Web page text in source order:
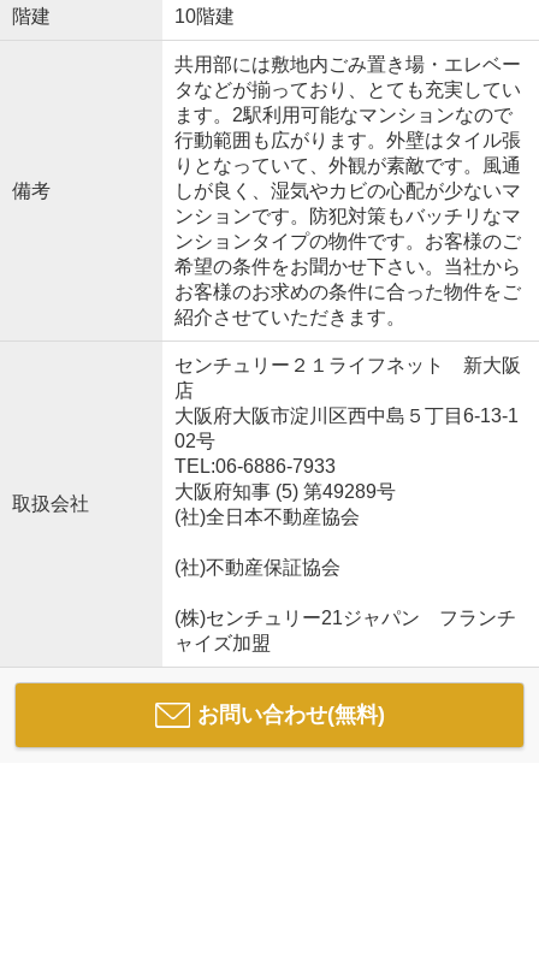
階建 10階建
備考
共用部には敷地内ごみ置き場・エレベー
タなどが揃っており、とても充実してい
ます。2駅利用可能なマンションなので
行動範囲も広がります。外壁はタイル張
りとなっていて、外観が素敵です。風通
しが良く、湿気やカビの心配が少ないマ
ンションです。防犯対策もバッチリなマ
ンションタイプの物件です。お客様のご
希望の条件をお聞かせ下さい。当社から
お客様のお求めの条件に合った物件をご
紹介させていただきます。
取扱会社
センチュリー２１ライフネット 新大阪
店
大阪府大阪市淀川区西中島５丁目6-13-1
02号
TEL:06-6886-7933
大阪府知事 (5) 第49289号
(社)全日本不動産協会
(社)不動産保証協会
(株)センチュリー21ジャパン フランチ
ャイズ加盟
お問い合わせ(無料)